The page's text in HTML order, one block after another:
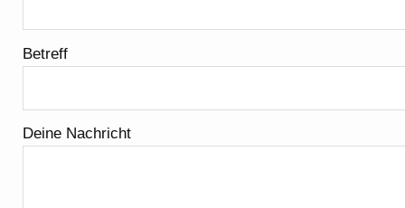
Betreff
Deine Nachricht